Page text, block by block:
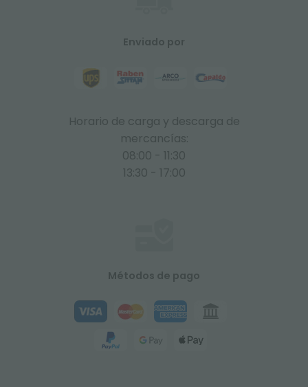
Enviado por
Horario de carga y descarga de
mercancías:
08:00 - 11:30
13:30 - 17:00
Métodos de pago